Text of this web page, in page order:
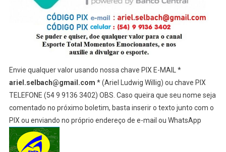
Envie qualquer valor usando nossa chave PIX E-MAIL *
ariel.selbach@gmail.com * (Ariel Ludwig Willig) ou chave PIX
TELEFONE (54 9 9136 3402) OBS. Caso queira que seu nome seja
comentado no próximo boletim, basta inserir o texto junto com o
PIX ou enviando no próprio endereço de e-mail ou WhatsApp